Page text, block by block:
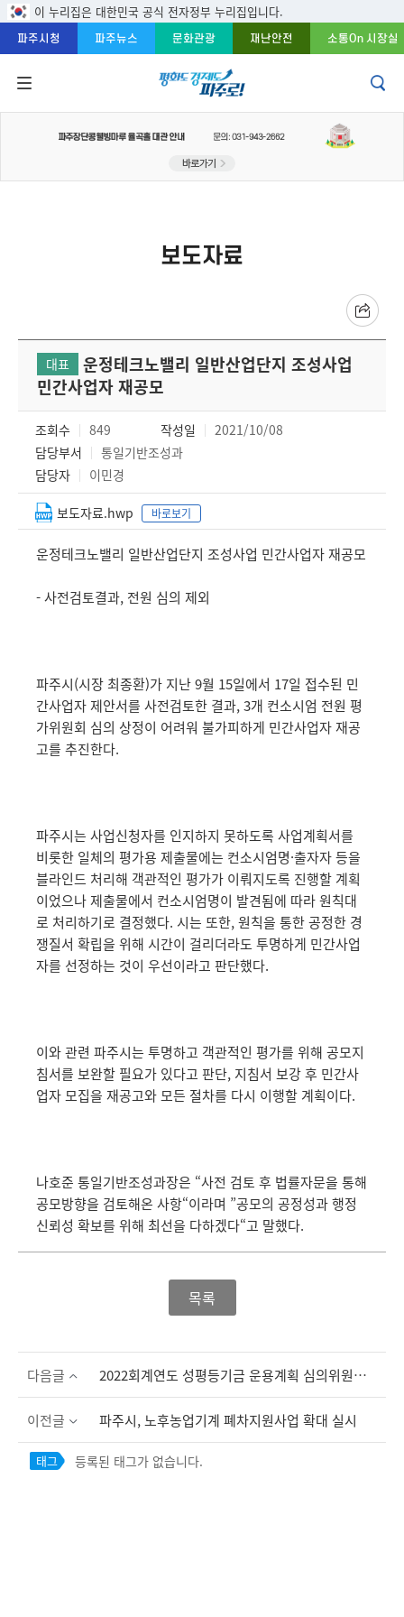
본문 바로가기
주메뉴 바로가기
푸터 바로가기
이 누리집은 대한민국 공식 전자정부 누리집입니다.
파주시청 파주뉴스 문화관광 재난안전 소통On 시장실
보도자료
대표
운정테크노밸리 일반산업단지 조성사업
민간사업자 재공모
조회수 849 작성일
2021/10/08
담당부서
통일기반조성과
담당자
이민경
보도자료.hwp 바로보기
운정테크노밸리 일반산업단지 조성사업 민간사업자 재공모
- 사전검토결과, 전원 심의 제외
파주시(시장 최종환)가 지난 9월 15일에서 17일 접수된 민
간사업자 제안서를 사전검토한 결과, 3개 컨소시엄 전원 평
가위원회 심의 상정이 어려워 불가피하게 민간사업자 재공
고를 추진한다.
파주시는 사업신청자를 인지하지 못하도록 사업계획서를
비롯한 일체의 평가용 제출물에는 컨소시엄명·출자자 등을
블라인드 처리해 객관적인 평가가 이뤄지도록 진행할 계획
이었으나 제출물에서 컨소시엄명이 발견됨에 따라 원칙대
로 처리하기로 결정했다. 시는 또한, 원칙을 통한 공정한 경
쟁질서 확립을 위해 시간이 걸리더라도 투명하게 민간사업
자를 선정하는 것이 우선이라고 판단했다.
이와 관련 파주시는 투명하고 객관적인 평가를 위해 공모지
침서를 보완할 필요가 있다고 판단, 지침서 보강 후 민간사
업자 모집을 재공고와 모든 절차를 다시 이행할 계획이다.
나호준 통일기반조성과장은 “사전 검토 후 법률자문을 통해
공모방향을 검토해온 사항“이라며 ”공모의 공정성과 행정
신뢰성 확보를 위해 최선을 다하겠다“고 말했다.
목록
다음글 2022회계연도 성평등기금 운용계획 심의위원회 개최
이전글 파주시, 노후농업기계 폐차지원사업 확대 실시
태그 등록된 태그가 없습니다.